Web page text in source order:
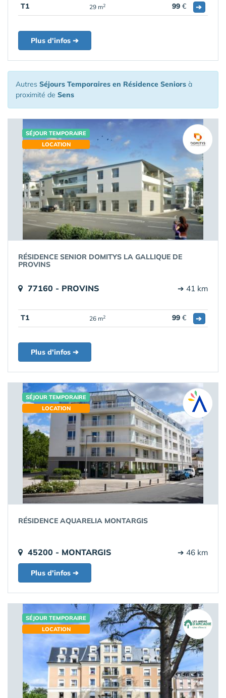
T1 29 m2 99 € ➔
Plus d'infos ➔
Autres Séjours Temporaires en Résidence Seniors à
proximité de Sens
SÉJOUR TEMPORAIRE
LOCATION
RÉSIDENCE SENIOR DOMITYS LA GALLIQUE DE
PROVINS
77160 - PROVINS ➔ 41 km
T1 26 m2 99 € ➔
Plus d'infos ➔
SÉJOUR TEMPORAIRE
LOCATION
RÉSIDENCE AQUARELIA MONTARGIS
45200 - MONTARGIS ➔ 46 km
Plus d'infos ➔
SÉJOUR TEMPORAIRE
LOCATION